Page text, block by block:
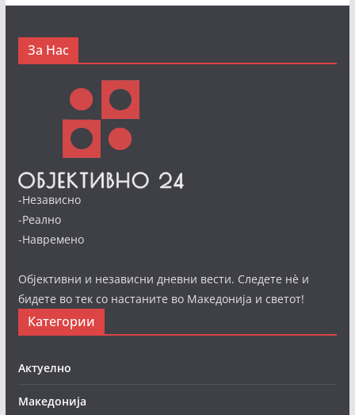
За Нас
-Независно
-Реално
-Навремено
Објективни и независни дневни вести. Следете нè и
бидете во тек со настаните во Македонија и светот!
Категории
Актуелно
Македонија